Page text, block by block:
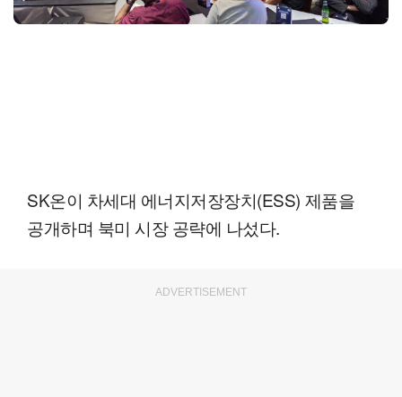
SK온이 차세대 에너지저장장치(ESS) 제품을
공개하며 북미 시장 공략에 나섰다.
ADVERTISEMENT